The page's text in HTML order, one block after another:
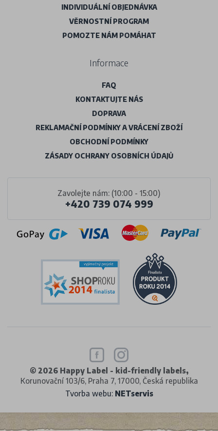
Zavolejte nám: (10:00 - 15:00)
+420 739 074 999
INDIVIDUÁLNÍ OBJEDNÁVKA
VĚRNOSTNÍ PROGRAM
POMOZTE NÁM POMÁHAT
Informace
FAQ
KONTAKTUJTE NÁS
DOPRAVA
REKLAMAČNÍ PODMÍNKY A VRÁCENÍ ZBOŽÍ
OBCHODNÍ PODMÍNKY
ZÁSADY OCHRANY OSOBNÍCH ÚDAJŮ
© 2026 Happy Label - kid-friendly labels,
Korunovační 103/6, Praha 7, 17000, Česká republika
Tvorba webu: NETservis